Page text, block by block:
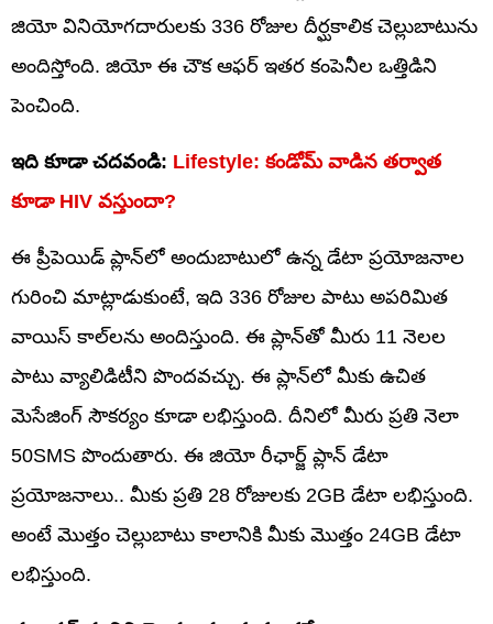
జియో వినియోగదారులకు 336 రోజుల దీర్ఘకాలిక చెల్లుబాటును
అందిస్తోంది. జియో ఈ చౌక ఆఫర్ ఇతర కంపెనీల ఒత్తిడిని
పెంచింది.
ఇది కూడా చదవండి: Lifestyle: కండోమ్ వాడిన తర్వాత
కూడా HIV వస్తుందా?
ఈ ప్రీపెయిడ్ ప్లాన్‌లో అందుబాటులో ఉన్న డేటా ప్రయోజనాల
గురించి మాట్లాడుకుంటే, ఇది 336 రోజుల పాటు అపరిమిత
వాయిస్ కాల్‌లను అందిస్తుంది. ఈ ప్లాన్‌తో మీరు 11 నెలల
పాటు వ్యాలిడిటీని పొందవచ్చు. ఈ ప్లాన్‌లో మీకు ఉచిత
మెసేజింగ్ సౌకర్యం కూడా లభిస్తుంది. దీనిలో మీరు ప్రతి నెలా
50SMS పొందుతారు. ఈ జియో రీఛార్జ్ ప్లాన్ డేటా
ప్రయోజనాలు.. మీకు ప్రతి 28 రోజులకు 2GB డేటా లభిస్తుంది.
అంటే మొత్తం చెల్లుబాటు కాలానికి మీకు మొత్తం 24GB డేటా
లభిస్తుంది.